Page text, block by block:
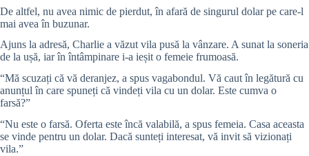
De altfel, nu avea nimic de pierdut, în afară de singurul dolar pe care-l
mai avea în buzunar.
Ajuns la adresă, Charlie a văzut vila pusă la vânzare. A sunat la soneria
de la ușă, iar în întâmpinare i-a ieșit o femeie frumoasă.
“Mă scuzați că vă deranjez, a spus vagabondul. Vă caut în legătură cu
anunțul în care spuneți că vindeți vila cu un dolar. Este cumva o
farsă?”
“Nu este o farsă. Oferta este încă valabilă, a spus femeia. Casa aceasta
se vinde pentru un dolar. Dacă sunteți interesat, vă invit să vizionați
vila.”